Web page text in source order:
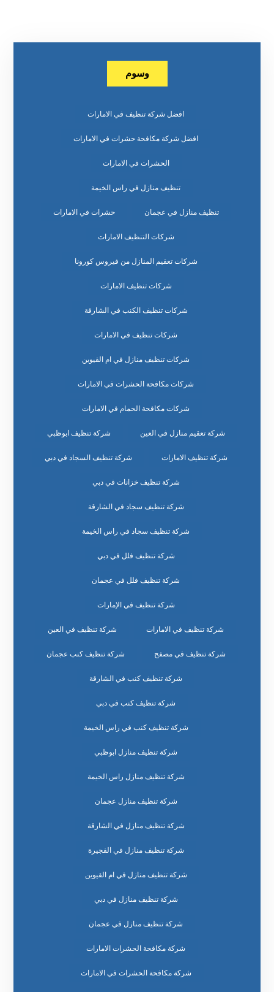
وسوم
افضل شركة تنظيف في الامارات
افضل شركة مكافحة حشرات في الامارات
الحشرات في الامارات
تنظيف منازل في راس الخيمة
تنظيف منازل في عجمان حشرات في الامارات
شركات التنظيف الامارات
شركات تعقيم المنازل من فيروس كورونا
شركات تنظيف الامارات
شركات تنظيف الكنب في الشارقة
شركات تنظيف في الامارات
شركات تنظيف منازل في ام القيوين
شركات مكافحة الحشرات في الامارات
شركات مكافحة الحمام في الامارات
شركة تعقيم منازل في العين شركة تنظيف ابوظبي
شركة تنظيف الامارات شركة تنظيف السجاد في دبي
شركة تنظيف خزانات في دبي
شركة تنظيف سجاد في الشارقة
شركة تنظيف سجاد في راس الخيمة
شركة تنظيف فلل في دبي
شركة تنظيف فلل في عجمان
شركة تنظيف في الإمارات
شركة تنظيف في الامارات شركة تنظيف في العين
شركة تنظيف في مصفح شركة تنظيف كنب عجمان
شركة تنظيف كنب في الشارقة
شركة تنظيف كنب في دبي
شركة تنظيف كنب في راس الخيمة
شركة تنظيف منازل ابوظبي
شركة تنظيف منازل راس الخيمة
شركة تنظيف منازل عجمان
شركة تنظيف منازل في الشارقة
شركة تنظيف منازل في الفجيرة
شركة تنظيف منازل في ام القيوين
شركة تنظيف منازل في دبي
شركة تنظيف منازل في عجمان
شركة مكافحة الحشرات الامارات
شركة مكافحة الحشرات في الامارات